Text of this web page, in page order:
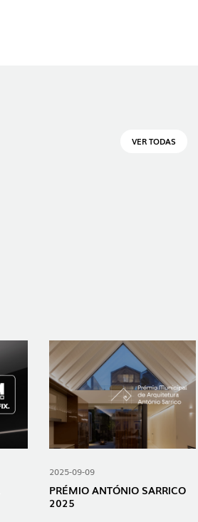
VER TODAS
2025-09-09
PRÉMIO ANTÓNIO SARRICO
2025